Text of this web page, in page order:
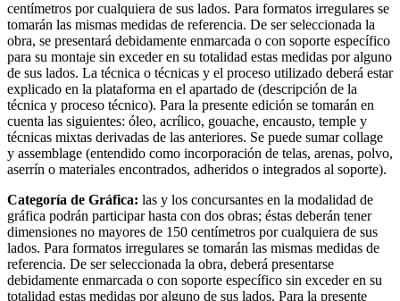
centímetros por cualquiera de sus lados. Para formatos irregulares se
tomarán las mismas medidas de referencia. De ser seleccionada la
obra, se presentará debidamente enmarcada o con soporte específico
para su montaje sin exceder en su totalidad estas medidas por alguno
de sus lados. La técnica o técnicas y el proceso utilizado deberá estar
explicado en la plataforma en el apartado de (descripción de la
técnica y proceso técnico). Para la presente edición se tomarán en
cuenta las siguientes: óleo, acrílico, gouache, encausto, temple y
técnicas mixtas derivadas de las anteriores. Se puede sumar collage
y assemblage (entendido como incorporación de telas, arenas, polvo,
aserrín o materiales encontrados, adheridos o integrados al soporte).
Categoría de Gráfica: las y los concursantes en la modalidad de
gráfica podrán participar hasta con dos obras; éstas deberán tener
dimensiones no mayores de 150 centímetros por cualquiera de sus
lados. Para formatos irregulares se tomarán las mismas medidas de
referencia. De ser seleccionada la obra, deberá presentarse
debidamente enmarcada o con soporte específico sin exceder en su
totalidad estas medidas por alguno de sus lados. Para la presente